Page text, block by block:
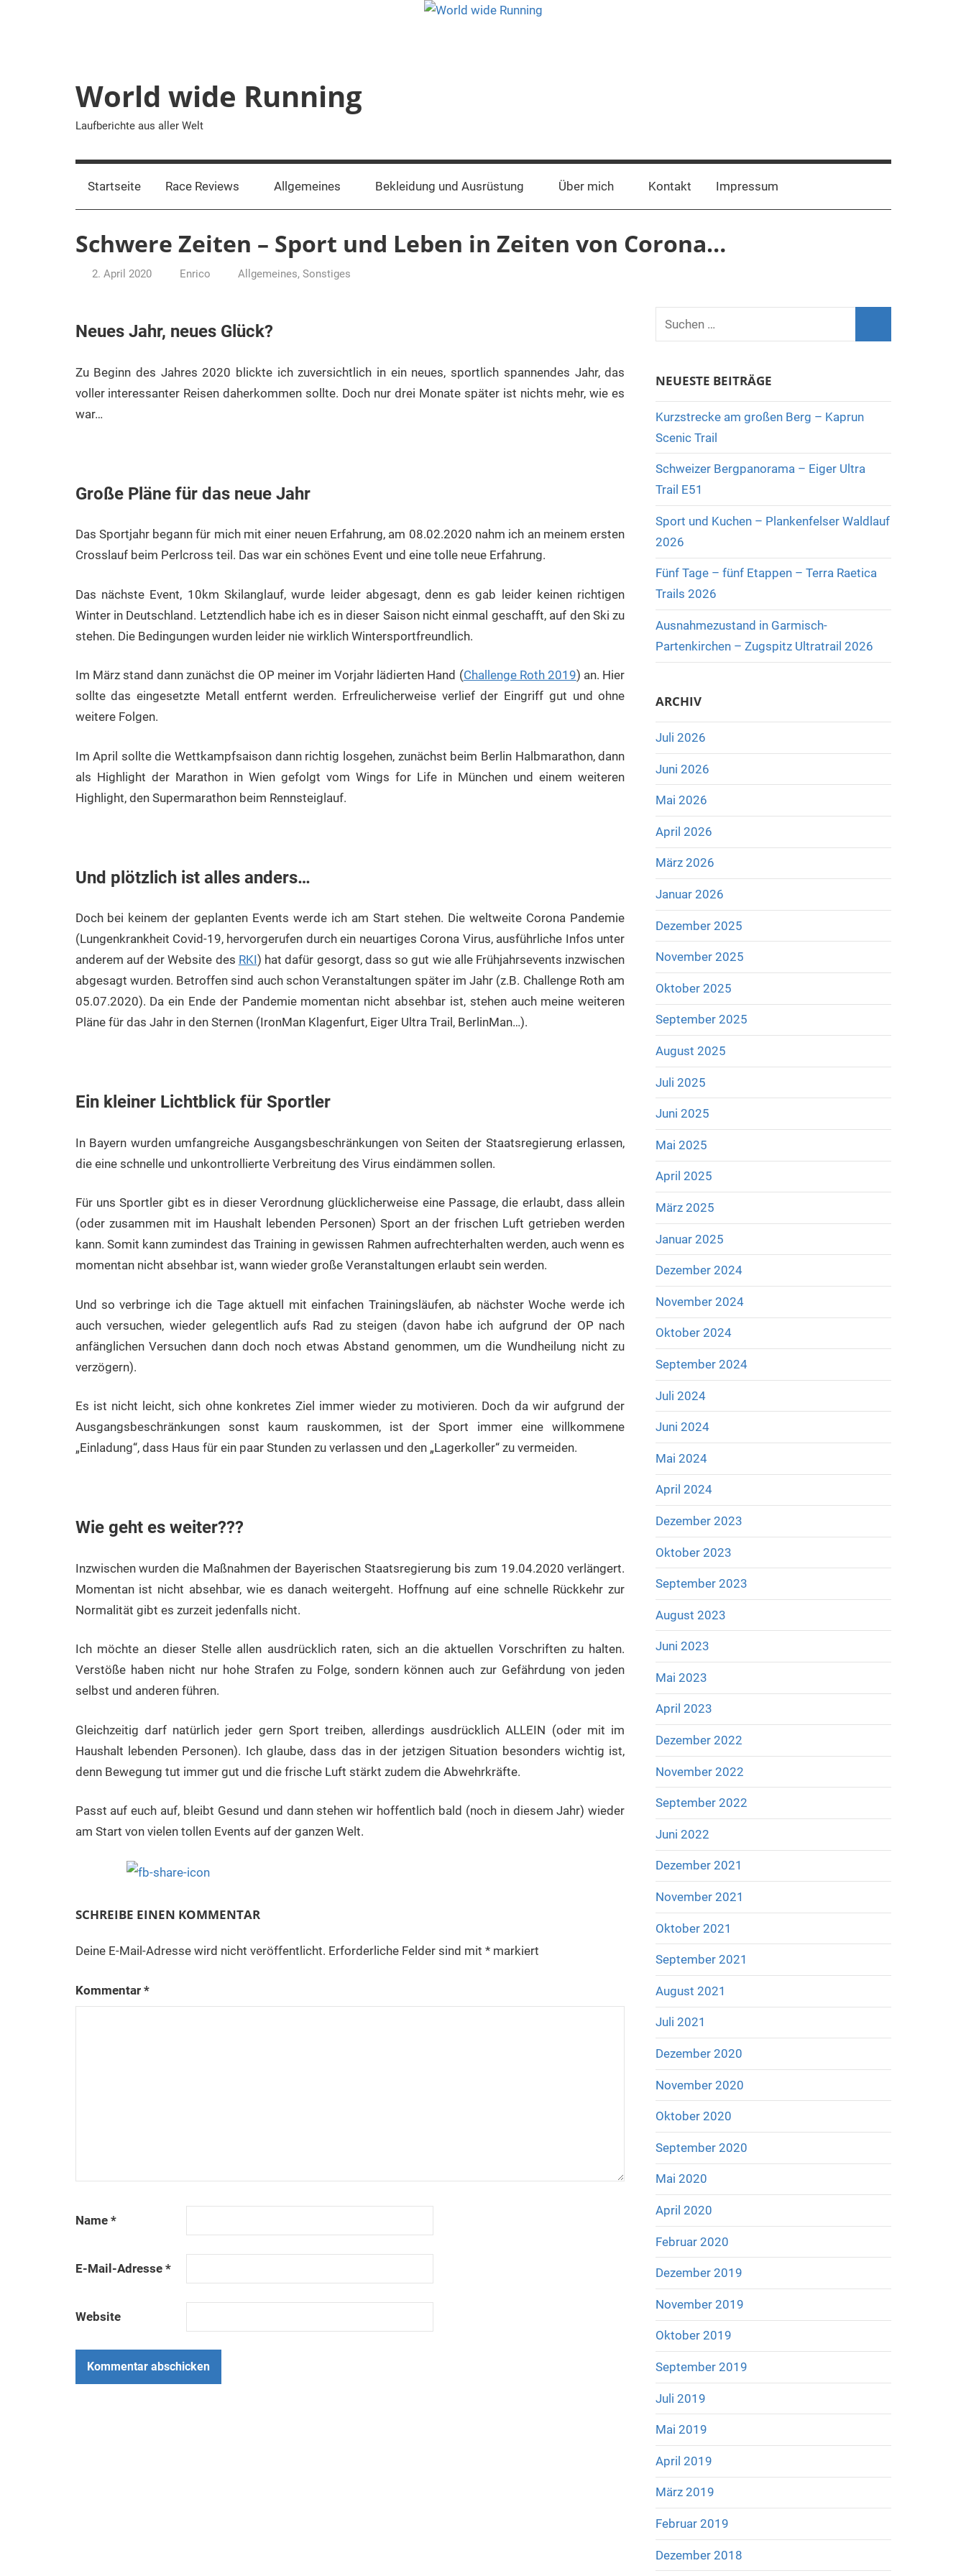
World wide Running
Laufberichte aus aller Welt
Startseite Race Reviews Allgemeines Bekleidung und Ausrüstung Über mich Kontakt Impressum
Schwere Zeiten – Sport und Leben in Zeiten von Corona…
2. April 2020 Enrico Allgemeines, Sonstiges
Neues Jahr, neues Glück?
Zu Beginn des Jahres 2020 blickte ich zuversichtlich in ein neues, sportlich spannendes Jahr, das
voller interessanter Reisen daherkommen sollte. Doch nur drei Monate später ist nichts mehr, wie es
war…
Große Pläne für das neue Jahr
Das Sportjahr begann für mich mit einer neuen Erfahrung, am 08.02.2020 nahm ich an meinem ersten
Crosslauf beim Perlcross teil. Das war ein schönes Event und eine tolle neue Erfahrung.
Das nächste Event, 10km Skilanglauf, wurde leider abgesagt, denn es gab leider keinen richtigen
Winter in Deutschland. Letztendlich habe ich es in dieser Saison nicht einmal geschafft, auf den Ski zu
stehen. Die Bedingungen wurden leider nie wirklich Wintersportfreundlich.
Im März stand dann zunächst die OP meiner im Vorjahr lädierten Hand (Challenge Roth 2019) an. Hier
sollte das eingesetzte Metall entfernt werden. Erfreulicherweise verlief der Eingriff gut und ohne
weitere Folgen.
Im April sollte die Wettkampfsaison dann richtig losgehen, zunächst beim Berlin Halbmarathon, dann
als Highlight der Marathon in Wien gefolgt vom Wings for Life in München und einem weiteren
Highlight, den Supermarathon beim Rennsteiglauf.
Und plötzlich ist alles anders…
Doch bei keinem der geplanten Events werde ich am Start stehen. Die weltweite Corona Pandemie
(Lungenkrankheit Covid-19, hervorgerufen durch ein neuartiges Corona Virus, ausführliche Infos unter
anderem auf der Website des RKI) hat dafür gesorgt, dass so gut wie alle Frühjahrsevents inzwischen
abgesagt wurden. Betroffen sind auch schon Veranstaltungen später im Jahr (z.B. Challenge Roth am
05.07.2020). Da ein Ende der Pandemie momentan nicht absehbar ist, stehen auch meine weiteren
Pläne für das Jahr in den Sternen (IronMan Klagenfurt, Eiger Ultra Trail, BerlinMan…).
Ein kleiner Lichtblick für Sportler
In Bayern wurden umfangreiche Ausgangsbeschränkungen von Seiten der Staatsregierung erlassen,
die eine schnelle und unkontrollierte Verbreitung des Virus eindämmen sollen.
Für uns Sportler gibt es in dieser Verordnung glücklicherweise eine Passage, die erlaubt, dass allein
(oder zusammen mit im Haushalt lebenden Personen) Sport an der frischen Luft getrieben werden
kann. Somit kann zumindest das Training in gewissen Rahmen aufrechterhalten werden, auch wenn es
momentan nicht absehbar ist, wann wieder große Veranstaltungen erlaubt sein werden.
Und so verbringe ich die Tage aktuell mit einfachen Trainingsläufen, ab nächster Woche werde ich
auch versuchen, wieder gelegentlich aufs Rad zu steigen (davon habe ich aufgrund der OP nach
anfänglichen Versuchen dann doch noch etwas Abstand genommen, um die Wundheilung nicht zu
verzögern).
Es ist nicht leicht, sich ohne konkretes Ziel immer wieder zu motivieren. Doch da wir aufgrund der
Ausgangsbeschränkungen sonst kaum rauskommen, ist der Sport immer eine willkommene
„Einladung“, dass Haus für ein paar Stunden zu verlassen und den „Lagerkoller“ zu vermeiden.
Wie geht es weiter???
Inzwischen wurden die Maßnahmen der Bayerischen Staatsregierung bis zum 19.04.2020 verlängert.
Momentan ist nicht absehbar, wie es danach weitergeht. Hoffnung auf eine schnelle Rückkehr zur
Normalität gibt es zurzeit jedenfalls nicht.
Ich möchte an dieser Stelle allen ausdrücklich raten, sich an die aktuellen Vorschriften zu halten.
Verstöße haben nicht nur hohe Strafen zu Folge, sondern können auch zur Gefährdung von jeden
selbst und anderen führen.
Gleichzeitig darf natürlich jeder gern Sport treiben, allerdings ausdrücklich ALLEIN (oder mit im
Haushalt lebenden Personen). Ich glaube, dass das in der jetzigen Situation besonders wichtig ist,
denn Bewegung tut immer gut und die frische Luft stärkt zudem die Abwehrkräfte.
Passt auf euch auf, bleibt Gesund und dann stehen wir hoffentlich bald (noch in diesem Jahr) wieder
am Start von vielen tollen Events auf der ganzen Welt.
SCHREIBE EINEN KOMMENTAR
Deine E-Mail-Adresse wird nicht veröffentlicht. Erforderliche Felder sind mit *markiert
Kommentar *
Name *
E-Mail-Adresse *
Website
Suchen
nach:
NEUESTE BEITRÄGE
Kurzstrecke am großen Berg – Kaprun
Scenic Trail
Schweizer Bergpanorama – Eiger Ultra
Trail E51
Sport und Kuchen – Plankenfelser Waldlauf
2026
Fünf Tage – fünf Etappen – Terra Raetica
Trails 2026
Ausnahmezustand in Garmisch-
Partenkirchen – Zugspitz Ultratrail 2026
ARCHIV
Juli 2026
Juni 2026
Mai 2026
April 2026
März 2026
Januar 2026
Dezember 2025
November 2025
Oktober 2025
September 2025
August 2025
Juli 2025
Juni 2025
Mai 2025
April 2025
März 2025
Januar 2025
Dezember 2024
November 2024
Oktober 2024
September 2024
Juli 2024
Juni 2024
Mai 2024
April 2024
Dezember 2023
Oktober 2023
September 2023
August 2023
Juni 2023
Mai 2023
April 2023
Dezember 2022
November 2022
September 2022
Juni 2022
Dezember 2021
November 2021
Oktober 2021
September 2021
August 2021
Juli 2021
Dezember 2020
November 2020
Oktober 2020
September 2020
Mai 2020
April 2020
Februar 2020
Dezember 2019
November 2019
Oktober 2019
September 2019
Juli 2019
Mai 2019
April 2019
März 2019
Februar 2019
Dezember 2018